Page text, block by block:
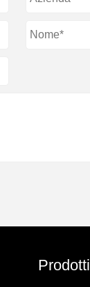
Prodotti